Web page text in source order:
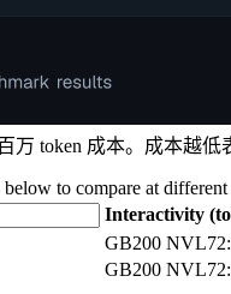
token 成本。成本越低
to compare at
Interactivity
GB200 NVL72:
GB200 NVL72: